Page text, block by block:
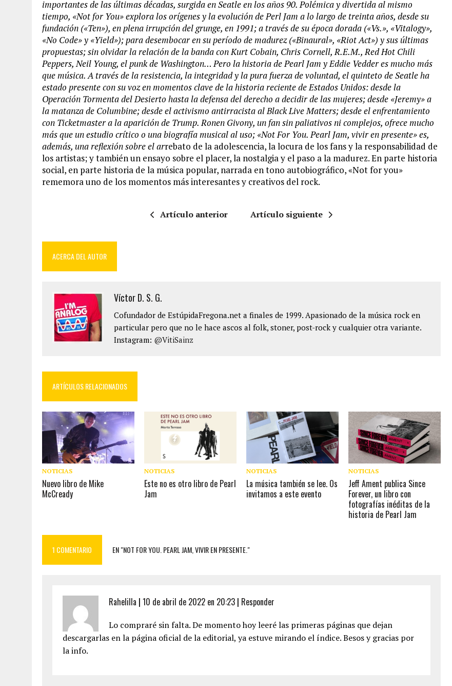
importantes de las últimas décadas, surgida en Seatle en los años 90. Polémica y divertida al mismo
tiempo, «Not for You» explora los orígenes y la evolución de Perl Jam a lo largo de treinta años, desde su
fundación («Ten»), en plena irrupción del grunge, en 1991; a través de su época dorada («Vs.», «Vitalogy»,
«No Code» y «Yield»); para desembocar en su período de madurez («Binaural», «Riot Act») y sus últimas
propuestas; sin olvidar la relación de la banda con Kurt Cobain, Chris Cornell, R.E.M., Red Hot Chili
Peppers, Neil Young, el punk de Washington… Pero la historia de Pearl Jam y Eddie Vedder es mucho más
que música. A través de la resistencia, la integridad y la pura fuerza de voluntad, el quinteto de Seatle ha
estado presente con su voz en momentos clave de la historia reciente de Estados Unidos: desde la
Operación Tormenta del Desierto hasta la defensa del derecho a decidir de las mujeres; desde «Jeremy» a
la matanza de Columbine; desde el activismo antirracista al Black Live Matters; desde el enfrentamiento
con Ticketmaster a la aparición de Trump. Ronen Givony, un fan sin paliativos ni complejos, ofrece mucho
más que un estudio crítico o una biografía musical al uso; «Not For You. Pearl Jam, vivir en presente» es,
además, una reflexión sobre el arrebato de la adolescencia, la locura de los fans y la responsabilidad de
los artistas; y también un ensayo sobre el placer, la nostalgia y el paso a la madurez. En parte historia
social, en parte historia de la música popular, narrada en tono autobiográfico, «Not for you»
rememora uno de los momentos más interesantes y creativos del rock.
Artículo anterior Artículo siguiente
ACERCA DEL AUTOR
Víctor D. S. G.
Cofundador de EstúpidaFregona.net a finales de 1999. Apasionado de la música rock en
particular pero que no le hace ascos al folk, stoner, post-rock y cualquier otra variante.
Instagram: @VitiSainz
ARTÍCULOS RELACIONADOS
NOTICIAS
Nuevo libro de Mike
McCready
NOTICIAS
Este no es otro libro de Pearl
Jam
NOTICIAS
La música también se lee. Os
invitamos a este evento
NOTICIAS
Jeff Ament publica Since
Forever, un libro con
fotografías inéditas de la
historia de Pearl Jam
1 COMENTARIO EN "NOT FOR YOU. PEARL JAM, VIVIR EN PRESENTE."
Rahelilla | 10 de abril de 2022 en 20:23 | Responder
Lo compraré sin falta. De momento hoy leeré las primeras páginas que dejan
descargarlas en la página oficial de la editorial, ya estuve mirando el índice. Besos y gracias por
la info.